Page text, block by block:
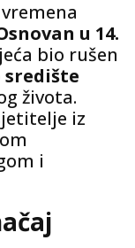
u 14.
bio rušen
središte
života.
iz
i